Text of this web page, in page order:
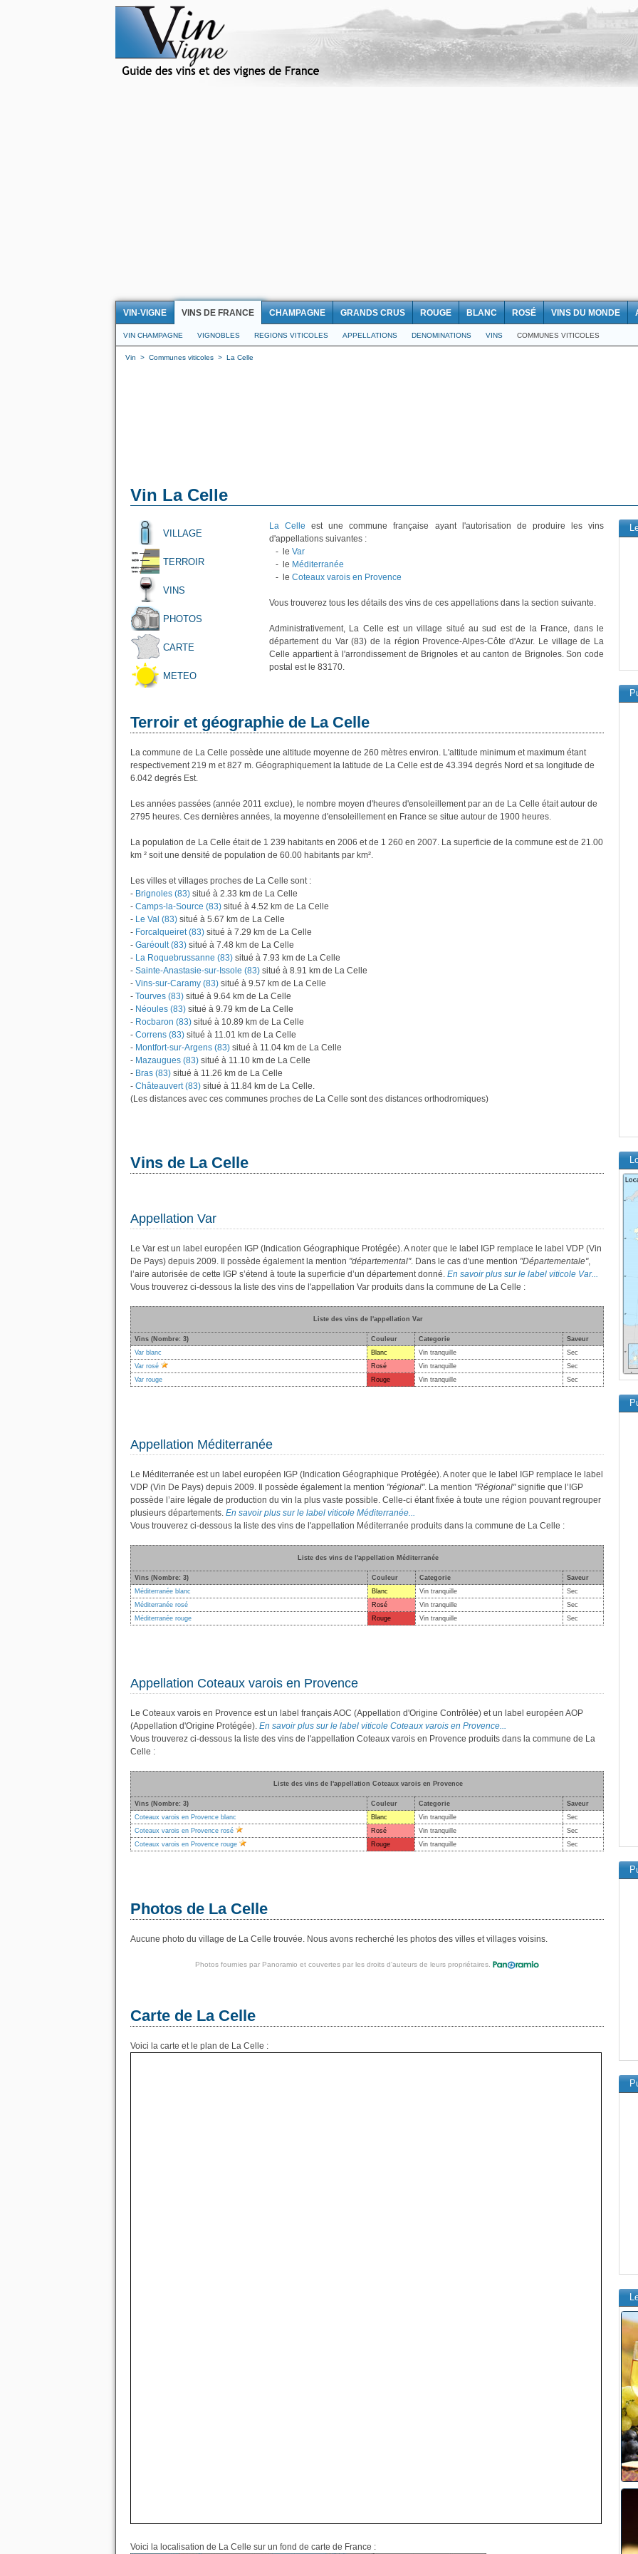
VIN-VIGNE VINS DE FRANCE CHAMPAGNE GRANDS CRUS ROUGE BLANC ROSÉ VINS DU MONDE
VIN CHAMPAGNE VIGNOBLES REGIONS VITICOLES APPELLATIONS DENOMINATIONS VINS COMMUNES VITICOLES
Vin > Communes viticoles > La Celle
Vin La Celle
VILLAGE
TERROIR
VINS
PHOTOS
CARTE
METEO
La Celle est une commune française ayant l'autorisation de produire les vins
d'appellations suivantes :
- le Var
- le Méditerranée
- le Coteaux varois en Provence
Vous trouverez tous les détails des vins de ces appellations dans la section suivante.
Administrativement, La Celle est un village situé au sud est de la France, dans le
département du Var (83) de la région Provence-Alpes-Côte d'Azur. Le village de La
Celle appartient à l'arrondissement de Brignoles et au canton de Brignoles. Son code
postal est le 83170.
Terroir et géographie de La Celle
La commune de La Celle possède une altitude moyenne de 260 mètres environ. L'altitude minimum et maximum étant
respectivement 219 m et 827 m. Géographiquement la latitude de La Celle est de 43.394 degrés Nord et sa longitude de
6.042 degrés Est.
Les années passées (année 2011 exclue), le nombre moyen d'heures d'ensoleillement par an de La Celle était autour de
2795 heures. Ces dernières années, la moyenne d'ensoleillement en France se situe autour de 1900 heures.
La population de La Celle était de 1 239 habitants en 2006 et de 1 260 en 2007. La superficie de la commune est de 21.00
km ² soit une densité de population de 60.00 habitants par km².
Les villes et villages proches de La Celle sont :
- Brignoles (83) situé à 2.33 km de La Celle
- Camps-la-Source (83) situé à 4.52 km de La Celle
- Le Val (83) situé à 5.67 km de La Celle
- Forcalqueiret (83) situé à 7.29 km de La Celle
- Garéoult (83) situé à 7.48 km de La Celle
- La Roquebrussanne (83) situé à 7.93 km de La Celle
- Sainte-Anastasie-sur-Issole (83) situé à 8.91 km de La Celle
- Vins-sur-Caramy (83) situé à 9.57 km de La Celle
- Tourves (83) situé à 9.64 km de La Celle
- Néoules (83) situé à 9.79 km de La Celle
- Rocbaron (83) situé à 10.89 km de La Celle
- Correns (83) situé à 11.01 km de La Celle
- Montfort-sur-Argens (83) situé à 11.04 km de La Celle
- Mazaugues (83) situé à 11.10 km de La Celle
- Bras (83) situé à 11.26 km de La Celle
- Châteauvert (83) situé à 11.84 km de La Celle.
(Les distances avec ces communes proches de La Celle sont des distances orthodromiques)
Vins de La Celle
Appellation Var
Le Var est un label européen IGP (Indication Géographique Protégée). A noter que le label IGP remplace le label VDP (Vin
De Pays) depuis 2009. Il possède également la mention "départemental". Dans le cas d'une mention "Départementale",
l’aire autorisée de cette IGP s’étend à toute la superficie d’un département donné. En savoir plus sur le label viticole Var...
Vous trouverez ci-dessous la liste des vins de l'appellation Var produits dans la commune de La Celle :
Liste des vins de l'appellation Var
Vins (Nombre: 3) Couleur Categorie
Saveur
Var blanc
Blanc Vin tranquille
Sec
Var rosé
Rosé Vin tranquille
Sec
Var rouge
Rouge Vin tranquille Sec
Appellation Méditerranée
Le Méditerranée est un label européen IGP (Indication Géographique Protégée). A noter que le label IGP remplace le label
VDP (Vin De Pays) depuis 2009. Il possède également la mention "régional". La mention "Régional"signifie que l’IGP
possède l’aire légale de production du vin la plus vaste possible. Celle-ci étant fixée à toute une région pouvant regrouper
plusieurs départements. En savoir plus sur le label viticole Méditerranée...
Vous trouverez ci-dessous la liste des vins de l'appellation Méditerranée produits dans la commune de La Celle :
Liste des vins de l'appellation Méditerranée
Vins (Nombre: 3) Couleur Categorie
Saveur
Méditerranée blanc
Blanc Vin tranquille
Sec
Méditerranée rosé
Rosé Vin tranquille
Sec
Méditerranée rouge
Rouge Vin tranquille Sec
Appellation Coteaux varois en Provence
Le Coteaux varois en Provence est un label français AOC (Appellation d'Origine Contrôlée) et un label européen AOP
(Appellation d'Origine Protégée). En savoir plus sur le label viticole Coteaux varois en Provence...
Vous trouverez ci-dessous la liste des vins de l'appellation Coteaux varois en Provence produits dans la commune de La
Celle :
Liste des vins de l'appellation Coteaux varois en Provence
Vins (Nombre: 3) Couleur Categorie
Saveur
Coteaux varois en Provence blanc
Blanc Vin tranquille
Sec
Coteaux varois en Provence rosé
Rosé Vin tranquille
Sec
Coteaux varois en Provence rouge
Rouge Vin tranquille Sec
Photos de La Celle
Aucune photo du village de La Celle trouvée. Nous avons recherché les photos des villes et villages voisins.
Photos fournies par Panoramio et couvertes par les droits d'auteurs de leurs propriétaires.
Carte de La Celle
Voici la carte et le plan de La Celle :
Voici la localisation de La Celle sur un fond de carte de France :